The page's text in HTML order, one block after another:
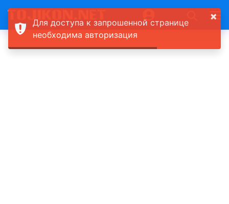
×
Для доступа к запрошенной странице
необходима авторизация